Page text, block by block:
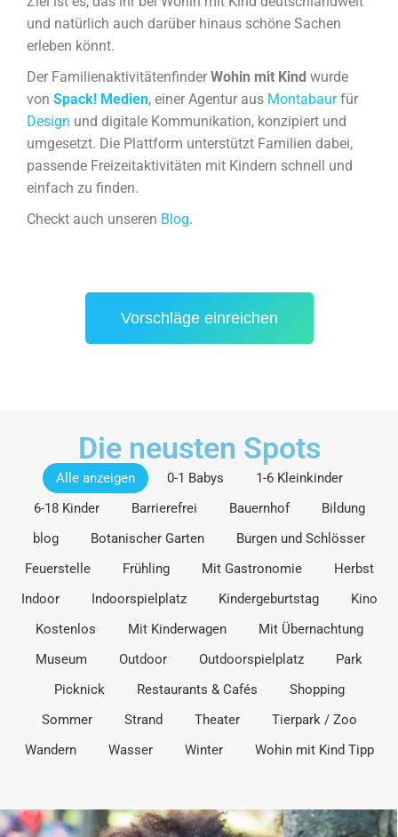
und natürlich auch darüber hinaus schöne Sachen
erleben könnt.
Der Familienaktivitätenfinder Wohin mit Kind wurde
von Spack! Medien, einer Agentur aus Montabaurfür
Design und digitale Kommunikation, konzipiert und
umgesetzt. Die Plattform unterstützt Familien dabei,
passende Freizeitaktivitäten mit Kindern schnell und
einfach zu finden.
Checkt auch unseren Blog.
Vorschläge einreichen
Die neusten Spots
Alle anzeigen 0-1 Babys
1-6 Kleinkinder
6-18 Kinder
Barrierefrei Bauernhof
Bildung
blog
Botanischer Garten
Burgen und Schlösser
Feuerstelle
Frühling Mit Gastronomie
Herbst
Indoor
Indoorspielplatz Kindergeburtstag
Kino
Kostenlos
Mit Kinderwagen
Mit Übernachtung
Museum
Outdoor Outdoorspielplatz
Park
Picknick
Restaurants & Cafés
Shopping
Sommer
Strand Theater
Tierpark / Zoo
Wandern
Wasser Winter Wohin mit Kind Tipp